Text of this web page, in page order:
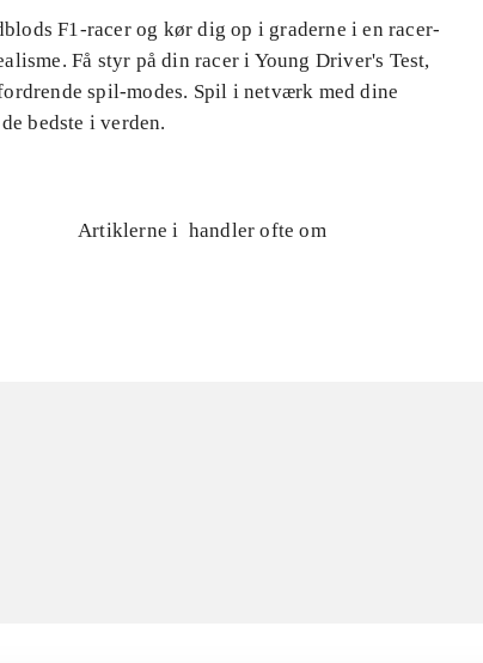
F1-racer og kør dig op i graderne i en racer-
Få styr på din racer i Young Driver's Test,
spil-modes. Spil i netværk med dine
bedste i verden.
Artiklerne i handler ofte om